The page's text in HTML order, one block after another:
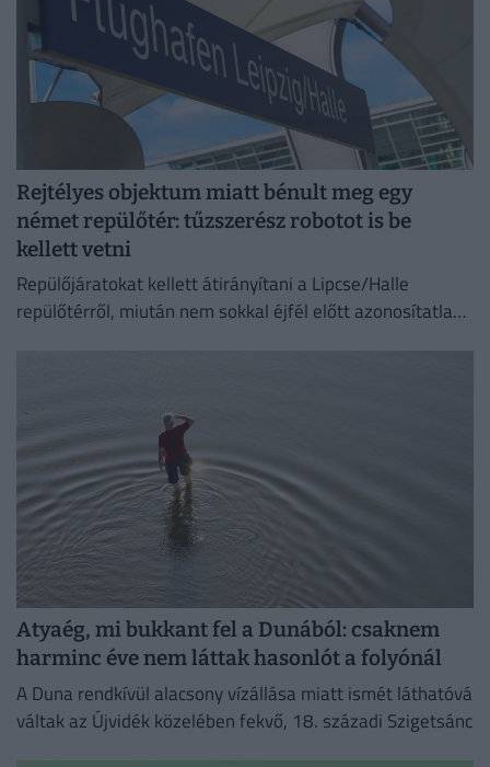
Rejtélyes objektum miatt bénult meg egy
német repülőtér: tűzszerész robotot is be
kellett vetni
Repülőjáratokat kellett átirányítani a Lipcse/Halle
repülőtérről, miután nem sokkal éjfél előtt azonosítatlan
Atyaég, mi bukkant fel a Dunából: csaknem
harminc éve nem láttak hasonlót a folyónál
A Duna rendkívül alacsony vízállása miatt ismét láthatóvá
váltak az Újvidék közelében fekvő, 18. századi Szigetsánc